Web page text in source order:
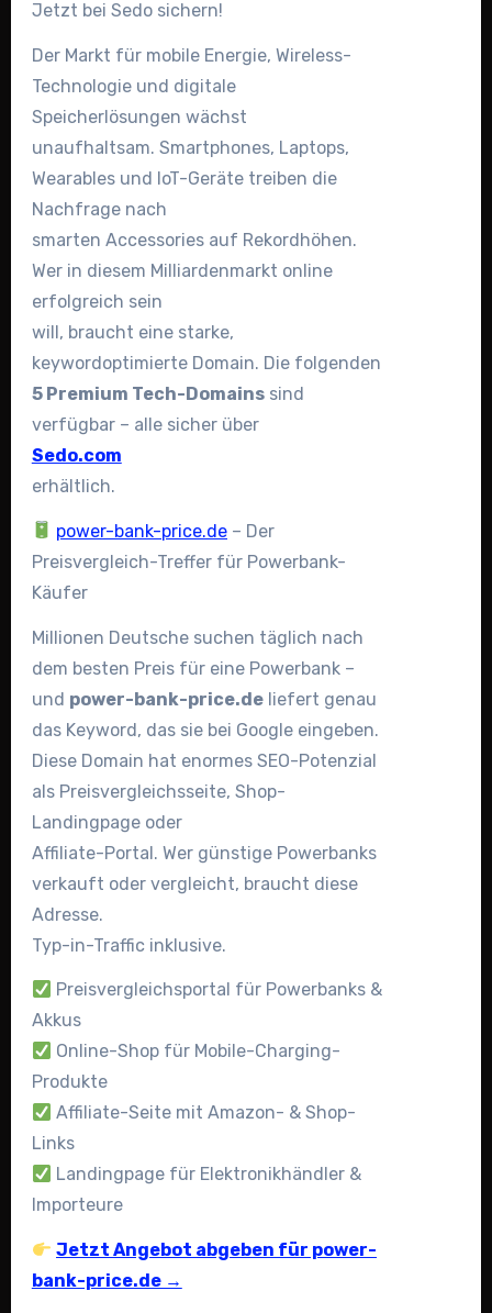
Jetzt bei Sedo sichern!
Der Markt für mobile Energie, Wireless-
Technologie und digitale
Speicherlösungen wächst
unaufhaltsam. Smartphones, Laptops,
Wearables und IoT-Geräte treiben die
Nachfrage nach
smarten Accessories auf Rekordhöhen.
Wer in diesem Milliardenmarkt online
erfolgreich sein
will, braucht eine starke,
keywordoptimierte Domain. Die folgenden
5 Premium Tech-Domainssind
verfügbar – alle sicher über
Sedo.com
erhältlich.
power-bank-price.de – Der
Preisvergleich-Treffer für Powerbank-
Käufer
Millionen Deutsche suchen täglich nach
dem besten Preis für eine Powerbank –
und power-bank-price.deliefert genau
das Keyword, das sie bei Google eingeben.
Diese Domain hat enormes SEO-Potenzial
als Preisvergleichsseite, Shop-
Landingpage oder
Affiliate-Portal. Wer günstige Powerbanks
verkauft oder vergleicht, braucht diese
Adresse.
Typ-in-Traffic inklusive.
Preisvergleichsportal für Powerbanks &
Akkus
Online-Shop für Mobile-Charging-
Produkte
Affiliate-Seite mit Amazon- & Shop-
Links
Landingpage für Elektronikhändler &
Importeure
Jetzt Angebot abgeben für power-
bank-price.de →